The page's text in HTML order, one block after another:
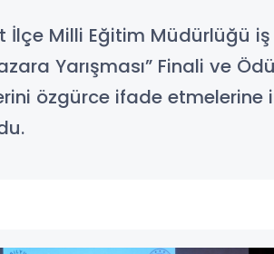
İlçe Milli Eğitim Müdürlüğü
Yarışması” Finali ve
özgürce ifade